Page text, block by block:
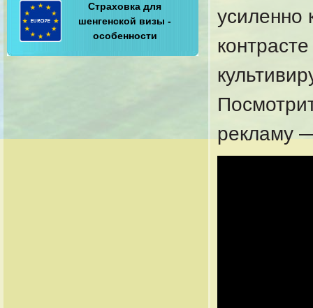
Страховка для
шенгенской визы -
особенности
усиленно
рекламу